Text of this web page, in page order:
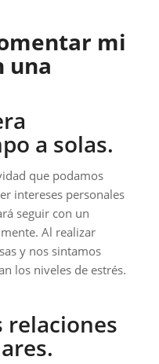
mi
una
a solas.
que podamos
intereses personales
seguir con un
Al realizar
y nos sintamos
los niveles de estrés.
relaciones